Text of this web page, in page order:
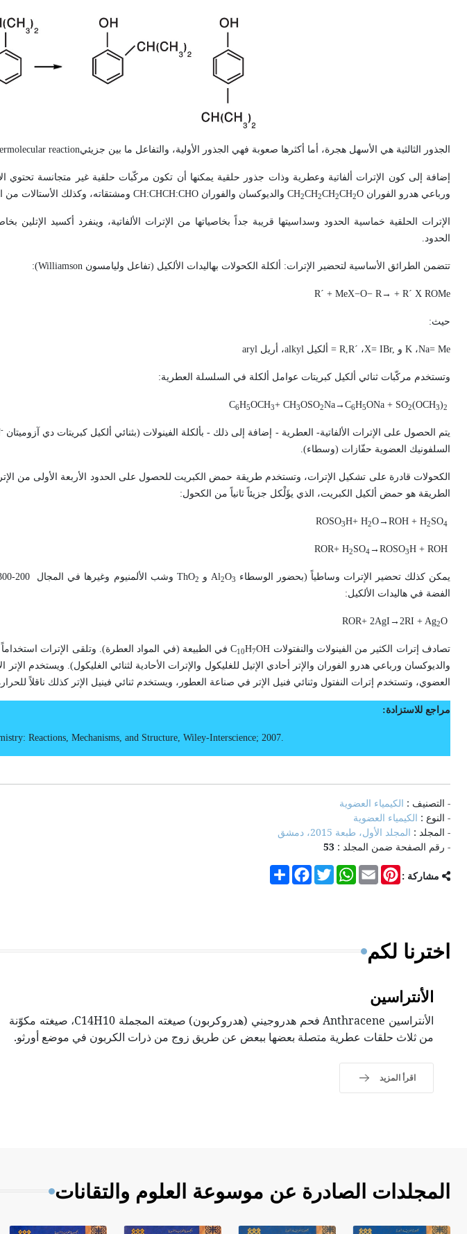
الجذور الثالثية هي الأسهل هجرة، أما أكثرها صعوبة فهي الجذور الأولية، والتفاعل ما بين جزيئيreaction
إضافة إلى كون الإترات ألفاتية وعطرية وذات جذور حلقية يمكنها أن تكون مركّبات حلقية غير متجانسة تحتوي
ورباعي هدرو الفوران
CH2CH2CH2CH2O والديوكسان والفوران CH:CHCH:CHO ومشتقاته، وكذلك الأستالات من
الإترات الحلقية خماسية الحدود وسداسيتها قريبة جداً بخاصياتها من الإترات الألفاتية، وينفرد أكسيد الإتلين
الحدود.
تتضمن الطرائق الأساسية لتحضير الإترات: ألكلة الكحولات بهاليدات الألكيل (تفاعل وليامسون Williamson
):
ROMe
+ R´ X
→
R
−
O
−
R´ + MeX
حيث:
Na= Me، K و X= IBr,، ´R,R = ألكيل alkyl، أريل aryl
وتستخدم مركّبات ثنائي ألكيل كبريتات عوامل ألكلة في السلسلة العطرية:
C6H5ONa + SO2(OCH3)2
→
C6H5OCH3+ CH3OSO2Na
يتم الحصول على الإترات الألفاتية- العطرية - إضافة إلى ذلك - بألكلة الفينولات (بثنائي ألكيل كبريتات دي آزوميتان-
السلفونيك العضوية حفّازات (وسطاء).
الكحولات قادرة على تشكيل الإترات، وتستخدم طريقة حمض الكبريت للحصول على الحدود الأربعة الأولى من
الطريقة هو حمض ألكيل الكبريت، الذي يؤَلْكل جزيئاً ثانياً من الكحول:
ROH + H2SO4
→
ROSO3H+ H2O
ROSO3H + ROH
→
ROR+ H2SO4
يمكن كذلك تحضير الإترات وساطياً (بحضور الوسطاء Al2O3 و ThO2 وشب الألمنيوم وغيرها في المجال 200
-
الفضة في هاليدات الألكيل:
2RI + Ag2O
→
ROR+ 2AgI
تصادف إترات الكثير من الفينولات والنفتولات C10H7OH
في الطبيعة (في المواد العطرة). وتلقى الإترات
والديوكسان ورباعي هدرو الفوران والإتر أحادي الإتيل للغليكول والإترات الأحادية لثنائي الغليكول). ويستخدم
العضوي، وتستخدم إترات النفتول وثنائي فنيل الإتر في صناعة العطور، ويستخدم ثنائي فينيل الإتر كذلك ناقلاً
مراجع للاستزادة:
Reactions, Mechanisms, and Struc­ture, Wiley-Interscience; 2007.
- التصنيف : الكيمياء العضوية
- النوع : الكيمياء العضوية
- المجلد : المجلد الأول، طبعة 2015، دمشق
- رقم الصفحة ضمن المجلد : 53
مشاركة : Share
FacebookTwitter
WhatsAppEmail
Pinterest
اخترنا لكم
الأنتراسين
الأنتراسين Anthracene فحم هدروجيني (هدروكربون) صيغته المجملة C14H10، صيغته مكوّنة
من ثلاث حلقات عطرية متصلة بعضها ببعض عن طريق زوج من ذرات الكربون في موضع أورثو.
اقرأ المزيد
المجلدات الصادرة عن موسوعة العلوم والتقانات